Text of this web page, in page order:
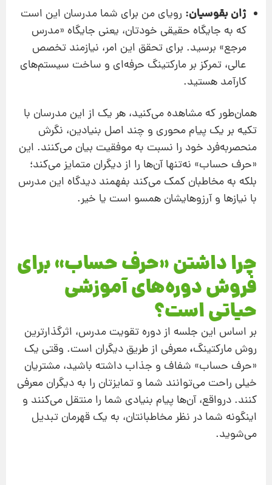
ژان بقوسیان: رویای من برای شما مدرسان این است
که به جایگاه حقیقی خودتان، یعنی جایگاه «مدرس
مرجع» برسید. برای تحقق این امر، نیازمند تخصص
عالی، تمرکز بر مارکتینگ حرفه‌ای و ساخت سیستم‌های
کارآمد هستید.
همان‌طور که مشاهده می‌کنید، هر یک از این مدرسان با
تکیه بر یک پیام محوری و چند اصل بنیادین، نگرش
منحصربه‌فرد خود را نسبت به موفقیت بیان می‌کنند. این
«حرف حساب» نه‌تنها آن‌ها را از دیگران متمایز می‌کند؛
بلکه به مخاطبان کمک می‌کند بفهمند دیدگاه این مدرس
با نیازها و آرزوهایشان همسو است یا خیر.
چرا داشتن «حرف حساب» برای
فروش دوره‌های آموزشی
حیاتی است؟
بر اساس این جلسه از دوره تقویت مدرس، اثرگذارترین
روش مارکتینگ،معرفی از طریق دیگران است. وقتی یک
«حرف حساب» شفاف و جذاب داشته باشید، مشتریان
خیلی راحت می‌توانند شما و تمایزتان را به دیگران معرفی
کنند. درواقع، آن‌ها پیام بنیادی شما را منتقل می‌کنند و
اینگونه شما در نظر مخاطبانتان، به یک قهرمان تبدیل
می‌شوید.